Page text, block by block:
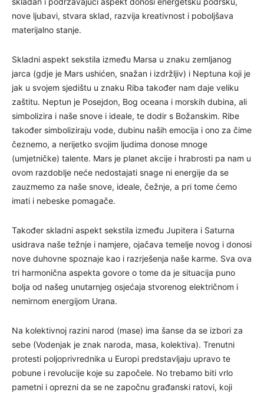
nove ljubavi, stvara sklad, razvija kreativnost i poboljšava
materijalno stanje.
Skladni aspekt sekstila između Marsa u znaku zemljanog
jarca (gdje je Mars ushićen, snažan i izdržljiv) i Neptuna koji je
jak u svojem sjedištu u znaku Riba također nam daje veliku
zaštitu. Neptun je Posejdon, Bog oceana i morskih dubina, ali
simbolizira i naše snove i ideale, te dodir s Božanskim. Ribe
također simboliziraju vode, dubinu naših emocija i ono za čime
čeznemo, a nerijetko svojim ljudima donose mnoge
(umjetničke) talente. Mars je planet akcije i hrabrosti pa nam u
ovom razdoblje neće nedostajati snage ni energije da se
zauzmemo za naše snove, ideale, čežnje, a pri tome ćemo
imati i nebeske pomagače.
Također skladni aspekt sekstila između Jupitera i Saturna
usidrava naše težnje i namjere, ojačava temelje novog i donosi
nove duhovne spoznaje kao i razrješenja naše karme. Sva ova
tri harmonična aspekta govore o tome da je situacija puno
bolja od našeg unutarnjeg osjećaja stvorenog električnom i
nemirnom energijom Urana.
Na kolektivnoj razini narod (mase) ima šanse da se izbori za
sebe (Vodenjak je znak naroda, masa, kolektiva). Trenutni
protesti poljoprivrednika u Europi predstavljaju upravo te
pobune i revolucije koje su započele. No trebamo biti vrlo
pametni i oprezni da se ne započnu građanski ratovi, koji